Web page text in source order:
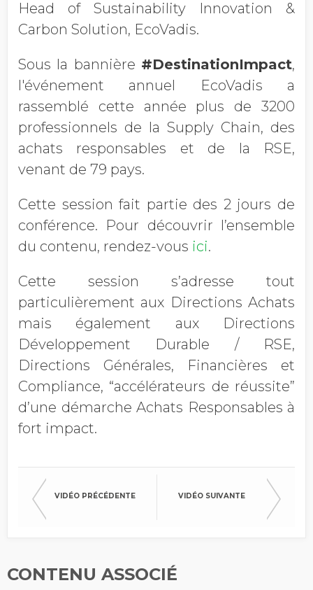
Head of Sustainability Innovation &
Carbon Solution, EcoVadis.
Sous la bannière #DestinationImpact,
l'événement annuel EcoVadis a
rassemblé cette année plus de 3200
professionnels de la Supply Chain, des
achats responsables et de la RSE,
venant de 79 pays.
Cette session fait partie des 2 jours de
conférence. Pour découvrir l’ensemble
du contenu, rendez-vous ici.
Cette session s’adresse tout
particulièrement aux Directions Achats
mais également aux Directions
Développement Durable / RSE,
Directions Générales, Financières et
Compliance, “accélérateurs de réussite”
d’une démarche Achats Responsables à
fort impact.
VIDÉO PRÉCÉDENTE VIDÉO SUIVANTE
CONTENU ASSOCIÉ